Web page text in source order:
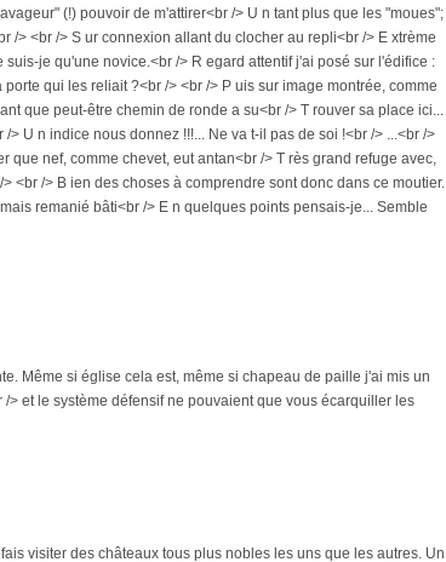
(!) pouvoir de m'attirer<br /> U n tant plus que les "moues";
/> <br /> S ur connexion allant du clocher au repli<br /> E xtrème
je qu'une novice.<br /> R egard attentif j'ai posé sur l'édifice :
qui les reliait ?<br /> <br /> P uis sur image montrée, comme
que peut-être chemin de ronde a su<br /> T rouver sa place ici...
U n indice nous donnez !!!... Ne va t-il pas de soi !<br /> ...<br />
que nef, comme chevet, eut antan<br /> T rès grand refuge avec,
<br /> B ien des choses à comprendre sont donc dans ce moutier.
remanié bâti<br /> E n quelques points pensais-je... Semble
Même si église cela est, même si chapeau de paille j'ai mis un
et le système défensif ne pouvaient que vous écarquiller les
visiter des châteaux tous plus nobles les uns que les autres. Un